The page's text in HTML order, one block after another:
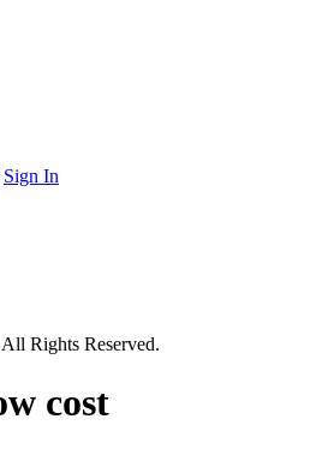
Sign In
Rights Reserved.
cost